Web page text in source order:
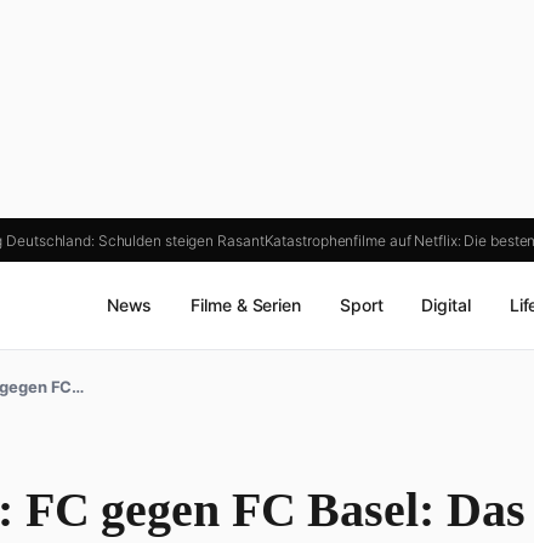
Deutschland: Schulden steigen RasantKatastrophenfilme auf Netflix: Die
News Filme & Serien Sport Digital
FC…
FC gegen FC Basel: